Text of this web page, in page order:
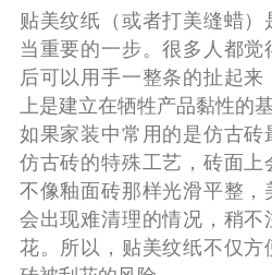
贴美纹纸（或者打美缝蜡
当重要的一步。很多人都
后可以用手一整条的扯起
上是建立在牺牲产品黏性的
如果家装中常用的是仿古
仿古砖的特殊工艺，砖面
不像釉面砖那样光滑平整
会出现难清理的情况，稍不
花。所以，贴美纹纸不仅方